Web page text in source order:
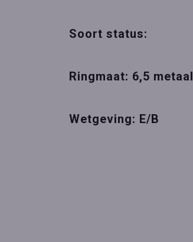
Soort status:
Ringmaat: 6,5 metaal
Wetgeving: E/B